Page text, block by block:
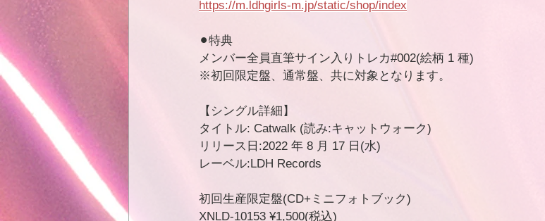
https://m.ldhgirls-m.jp/static/shop/index
⚫︎特典
メンバー全員直筆サイン入りトレカ#002(絵柄 1 種)
※初回限定盤、通常盤、共に対象となります。
【シングル詳細】
タイトル: Catwalk (読み:キャットウォーク)
リリース日:2022 年 8 月 17 日(水)
レーベル:LDH Records
初回生産限定盤(CD+ミニフォトブック)
XNLD-10153 ¥1,500(税込)